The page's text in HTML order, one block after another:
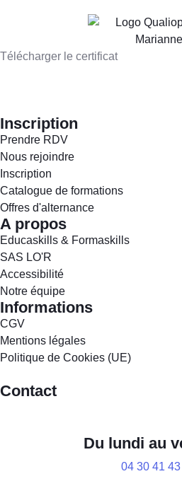
Télécharger le certificat
Inscription
Prendre RDV
Nous rejoindre
Inscription
Catalogue de formations
Offres d'alternance
A propos
Educaskills & Formaskills
SAS LO'R
Accessibilité
Notre équipe
Informations
CGV
Mentions légales
Politique de Cookies (UE)
Contact
Du lundi au
04 30 41